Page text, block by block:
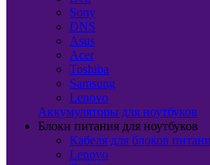
Sony
DNS
Asus
Acer
Toshiba
Samsung
Lenovo
Аккумуляторы для ноутбуков
Блоки питания для ноутбуков
Кабеля для блоков
Lenovo